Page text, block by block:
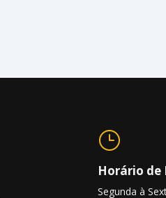
}
Horário de
Segunda à